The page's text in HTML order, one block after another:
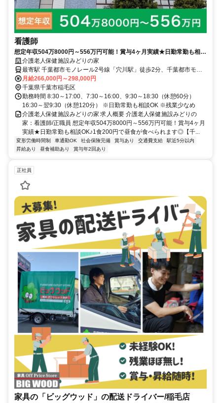
看護師
想定年収504万8000円～556万円可能！賞与4ヶ月実績★日勤常勤も相談
OK♪1食200円で昼食が食べられます◎【千葉市稲毛区・穴川駅/天台
駅・老健・看護師・正職員】
介護老人保健施設みどりの家
最寄駅 千葉都市モノレール2号線「穴川駅」徒歩2分、千葉都市モノ
レール2号線「天台駅」徒歩9分
月給266,000円～298,000円
千葉県千葉市稲毛区
勤務時間 8:30～17:00、7:30～16:00、9:30～18:30（休憩60分）
16:30～翌9:30（休憩120分） ※日勤常勤も相談OK ※残業少なめ
介護老人保健施設みどりの家 求人概要 介護老人保健施設みどりの
家：看護師/正職員 想定年収504万8000円～556万円可能！賞与4ヶ月
実績★日勤常勤も相談OK♪1食200円で昼食が食べられます◎【千...
変形労働時間制 車通勤OK 社会保険完備 賞与あり 交通費支給
駅近5分以内
昇給あり
昼食補助あり 賞与年2回あり
正社員
家具の「ビッグウッド」の配送ドライバー/稲毛店